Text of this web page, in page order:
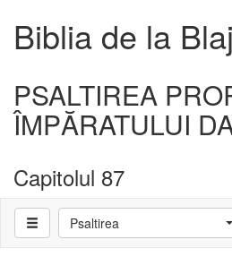
Biblia de la
PSALTIREA
ÎMPĂRATULUI
Capitolul 87
Psaltirea